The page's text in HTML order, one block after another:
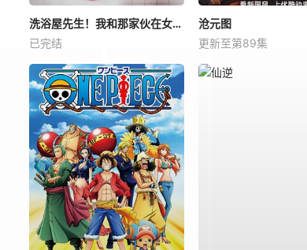
洗浴屋先生！我和那家伙在女浴池！？
已完结
沧元图
更新至第89集